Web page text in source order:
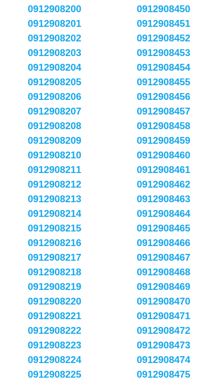
0912908200
0912908201
0912908202
0912908203
0912908204
0912908205
0912908206
0912908207
0912908208
0912908209
0912908210
0912908211
0912908212
0912908213
0912908214
0912908215
0912908216
0912908217
0912908218
0912908219
0912908220
0912908221
0912908222
0912908223
0912908224
0912908225
0912908450
0912908451
0912908452
0912908453
0912908454
0912908455
0912908456
0912908457
0912908458
0912908459
0912908460
0912908461
0912908462
0912908463
0912908464
0912908465
0912908466
0912908467
0912908468
0912908469
0912908470
0912908471
0912908472
0912908473
0912908474
0912908475